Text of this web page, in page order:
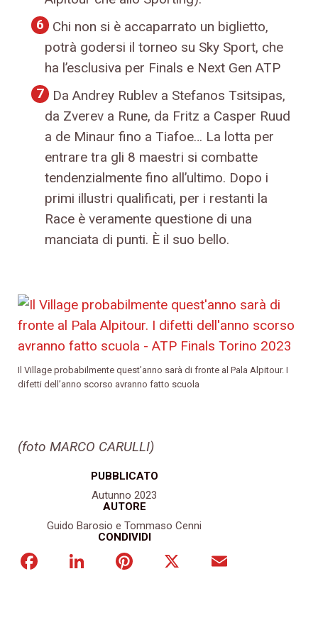
PUBBLICATO
Autunno 2023
AUTORE
Guido Barosio e Tommaso Cenni
CONDIVIDI
FacebookLinkedInPinterest
Chi non si è accaparrato un biglietto,
potrà godersi il torneo su Sky Sport, che
ha l’esclusiva per Finals e Next Gen ATP
Da Andrey Rublev a Stefanos Tsitsipas,
da Zverev a Rune, da Fritz a Casper Ruud
a de Minaur fino a Tiafoe… La lotta per
entrare tra gli 8 maestri si combatte
tendenzialmente fino all’ultimo. Dopo i
primi illustri qualificati, per i restanti la
Race è veramente questione di una
manciata di punti. È il suo bello.
Il Village probabilmente quest’anno sarà di fronte al Pala Alpitour. I
difetti dell’anno scorso avranno fatto scuola
(foto MARCO CARULLI)